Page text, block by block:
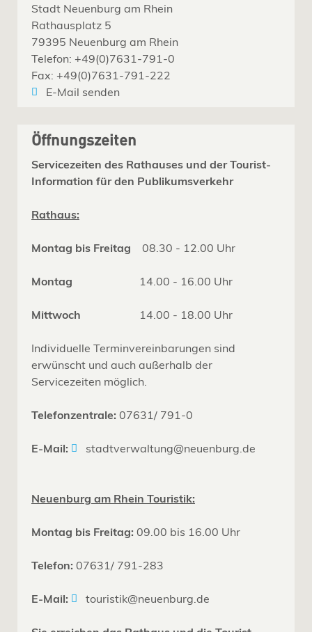
Stadt Neuenburg am Rhein
Rathausplatz 5
79395 Neuenburg am Rhein
Telefon: +49(0)7631-791-0
Fax: +49(0)7631-791-222
E-Mail senden
Öffnungszeiten
Servicezeiten des Rathauses und der Tourist-
Information für den Publikumsverkehr
Rathaus:
Montag bis Freitag 08.30 - 12.00 Uhr
Montag 14.00 - 16.00 Uhr
Mittwoch 14.00 - 18.00 Uhr
Individuelle Terminvereinbarungen sind
erwünscht und auch außerhalb der
Servicezeiten möglich.
Telefonzentrale: 07631/ 791-0
E-Mail: stadtverwaltung@neuenburg.de
Neuenburg am Rhein Touristik:
Montag bis Freitag: 09.00 bis 16.00 Uhr
Telefon: 07631/ 791-283
E-Mail: touristik@neuenburg.de